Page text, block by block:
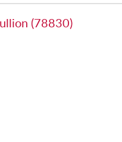
(78830)